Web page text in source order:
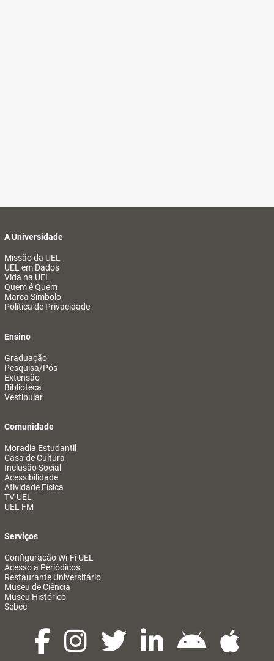
A Universidade
Missão da UEL
UEL em Dados
Vida na UEL
Quem é Quem
Marca Símbolo
Política de Privacidade
Ensino
Graduação
Pesquisa/Pós
Extensão
Biblioteca
Vestibular
Comunidade
Moradia Estudantil
Casa de Cultura
Inclusão Social
Acessibilidade
Atividade Física
TV UEL
UEL FM
Serviços
Configuração Wi-Fi UEL
Acesso a Periódicos
Restaurante Universitário
Museu de Ciência
Museu Histórico
Sebec